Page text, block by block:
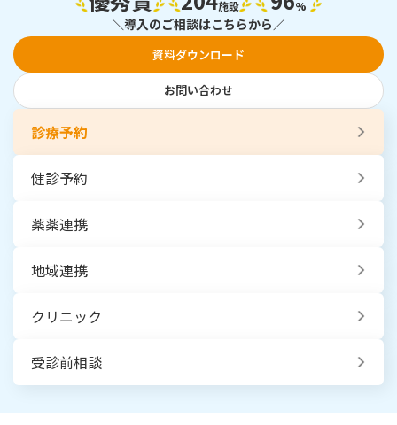
施設 %
＼導入のご相談はこちらから／
資料ダウンロード
お問い合わせ
診療予約
健診予約
薬薬連携
地域連携
クリニック
受診前相談